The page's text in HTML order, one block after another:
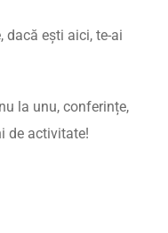
dacă ești aici, te-ai
la unu, conferințe,
de activitate!